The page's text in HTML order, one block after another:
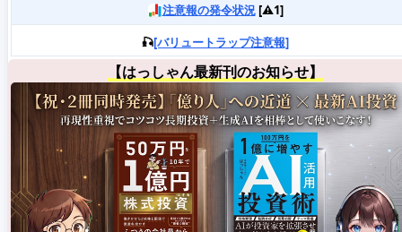
注意報の発令状況[⚠️1]
🎣[バリュートラップ注意報]
【はっしゃん最新刊のお知らせ】